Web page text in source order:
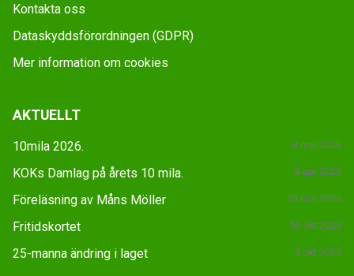
Kontakta oss
Dataskyddsförordningen (GDPR)
Mer information om cookies
AKTUELLT
10mila 2026. 4 maj 2026
KOKs Damlag på årets 10 mila. 9 apr 2026
Föreläsning av Måns Möller 28 nov 2025
Fritidskortet 16 okt 2025
25-manna ändring i laget 3 okt 2025